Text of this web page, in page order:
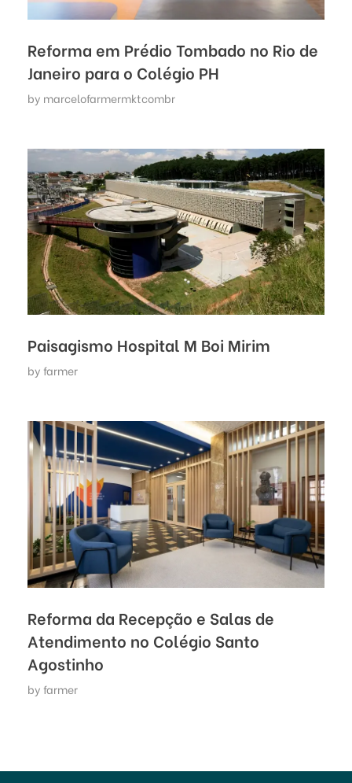
Reforma em Prédio Tombado no Rio de
Janeiro para o Colégio PH
by marcelofarmermktcombr
Paisagismo Hospital M Boi Mirim
byfarmer
Reforma da Recepção e Salas de
Atendimento no Colégio Santo
Agostinho
byfarmer